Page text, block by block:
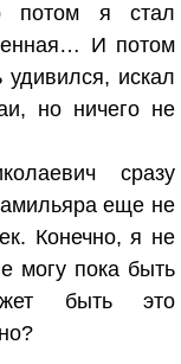
потом я стал
И потом
искал
но ничего не
сразу
еще не
Конечно, я не
могу пока быть
быть это